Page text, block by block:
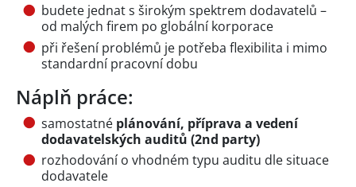
budete jednat s širokým spektrem dodavatelů –
od malých firem po globální korporace
při řešení problémů je potřeba flexibilita i mimo
standardní pracovní dobu
Náplň práce:
samostatné plánování, příprava a vedení
dodavatelských auditů (2nd party)
rozhodování o vhodném typu auditu dle situace
dodavatele